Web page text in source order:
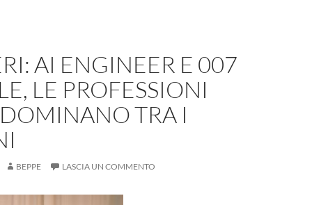
AI ENGINEER E 007
LE PROFESSIONI
TRA I
BEPPE LASCIA UN COMMENTO